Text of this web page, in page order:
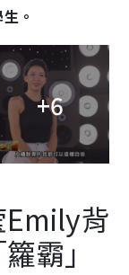
。
+6
背
霸」